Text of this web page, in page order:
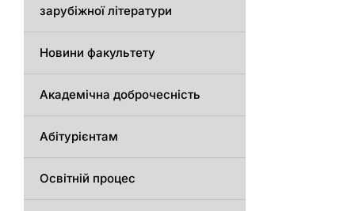
зарубіжної літератури
Новини факультету
Академічна доброчесність
Абітурієнтам
Освітній процес